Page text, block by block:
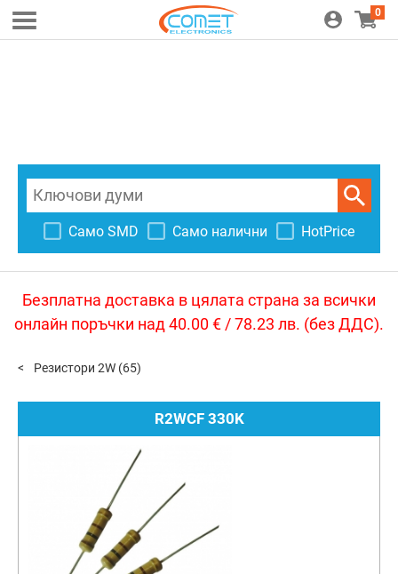
0
Само SMD Само налични HotPrice
Безплатна доставка в цялата страна за всички
онлайн поръчки над 40.00 € / 78.23 лв. (без ДДС).
Резистори 2W (65)
R2WCF 330K